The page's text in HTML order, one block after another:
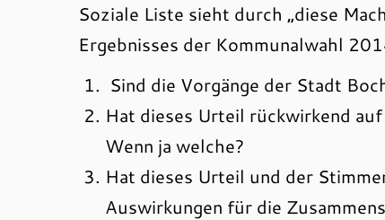
Soziale Liste sieht durch „diese
Ergebnisses der Kommunalwahl
Sind die Vorgänge der Stadt
Hat dieses Urteil rückwirkend
Wenn ja welche?
Hat dieses Urteil und der
Auswirkungen für die